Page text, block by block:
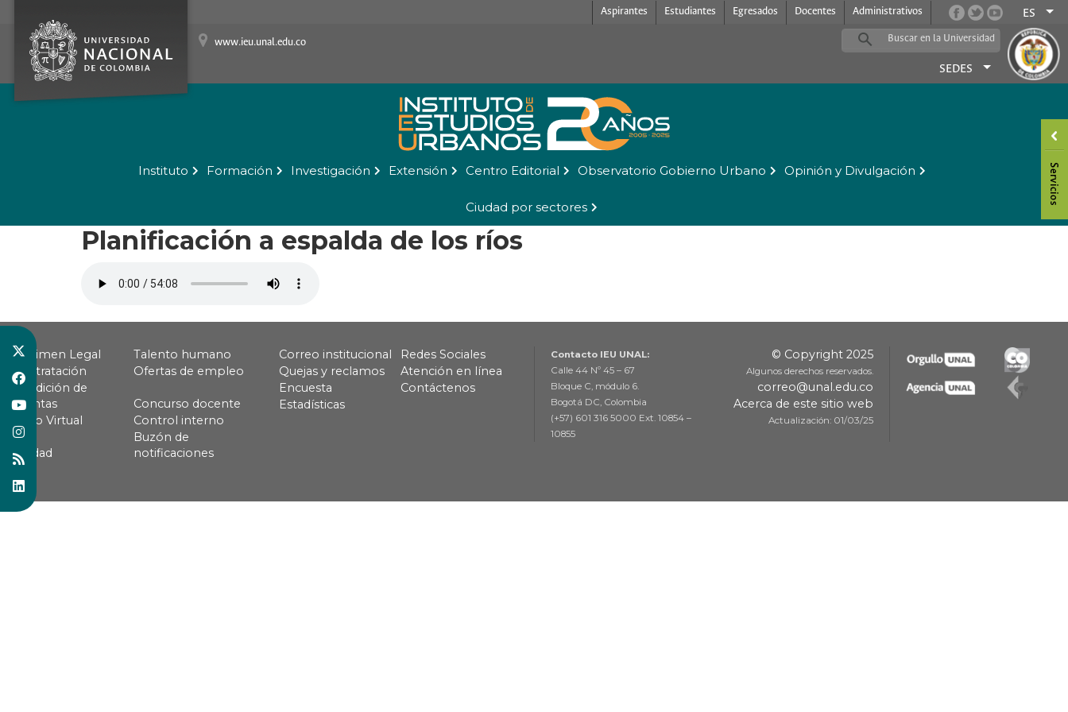
Aspirantes Estudiantes Egresados Docentes Administrativos ES
www.ieu.unal.edu.co
SEDES
Instituto Formación Investigación Extensión Centro Editorial Observatorio Gobierno Urbano Opinión y Divulgación
Ciudad por sectores
Planificación a espalda de los ríos
Régimen Legal
Talento humano
Contratación
Ofertas de empleo
Rendición de
cuentas
Concurso docente
Pago Virtual
Control interno
Calidad
Buzón de
notificaciones
Correo institucional
Redes Sociales
Quejas y reclamos
Atención en línea
Encuesta
Contáctenos
Estadísticas
Contacto IEU UNAL:
Calle 44 Nº 45 – 67
Bloque C, módulo 6.
Bogotá DC, Colombia
(+57) 601 316 5000 Ext. 10854 –
10855
© Copyright 2025
Algunos derechos reservados.
correo@unal.edu.co
Acerca de este sitio web
Actualización: 01/03/25